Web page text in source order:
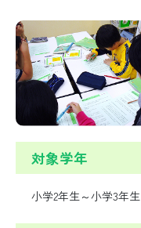
対象学年
小学2年生～小学3年生